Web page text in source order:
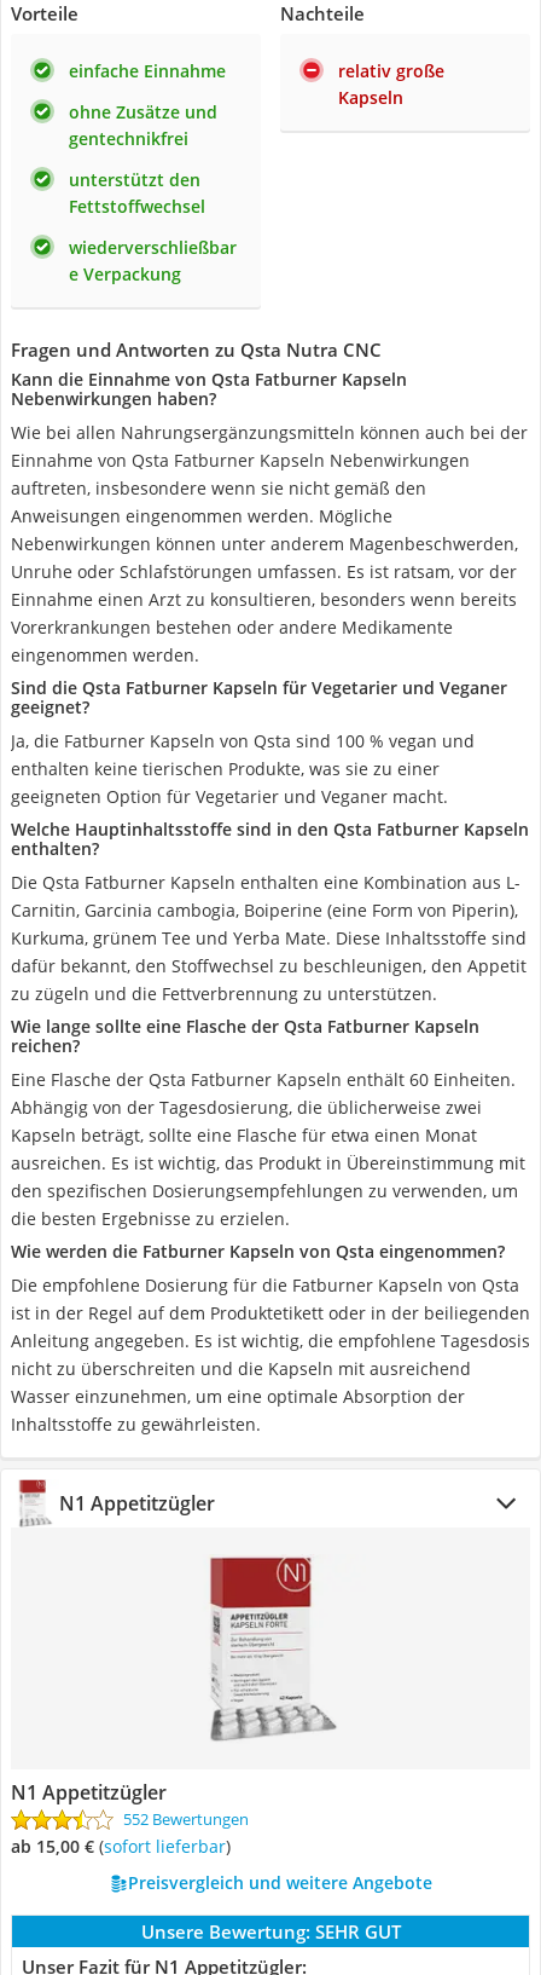
Vorteile
einfache Einnahme
ohne Zusätze und
gentechnikfrei
unterstützt den
Fettstoffwechsel
wiederverschließbar
e Verpackung
Nachteile
relativ große
Kapseln
Fragen und Antworten zu Qsta Nutra CNC
Kann die Einnahme von Qsta Fatburner Kapseln
Nebenwirkungen haben?
Wie bei allen Nahrungsergänzungsmitteln können auch bei der
Einnahme von Qsta Fatburner Kapseln Nebenwirkungen
auftreten, insbesondere wenn sie nicht gemäß den
Anweisungen eingenommen werden. Mögliche
Nebenwirkungen können unter anderem Magenbeschwerden,
Unruhe oder Schlafstörungen umfassen. Es ist ratsam, vor der
Einnahme einen Arzt zu konsultieren, besonders wenn bereits
Vorerkrankungen bestehen oder andere Medikamente
eingenommen werden.
Sind die Qsta Fatburner Kapseln für Vegetarier und Veganer
geeignet?
Ja, die Fatburner Kapseln von Qsta sind 100 % vegan und
enthalten keine tierischen Produkte, was sie zu einer
geeigneten Option für Vegetarier und Veganer macht.
Welche Hauptinhaltsstoffe sind in den Qsta Fatburner Kapseln
enthalten?
Die Qsta Fatburner Kapseln enthalten eine Kombination aus L-
Carnitin, Garcinia cambogia, Boiperine (eine Form von Piperin),
Kurkuma, grünem Tee und Yerba Mate. Diese Inhaltsstoffe sind
dafür bekannt, den Stoffwechsel zu beschleunigen, den Appetit
zu zügeln und die Fettverbrennung zu unterstützen.
Wie lange sollte eine Flasche der Qsta Fatburner Kapseln
reichen?
Eine Flasche der Qsta Fatburner Kapseln enthält 60 Einheiten.
Abhängig von der Tagesdosierung, die üblicherweise zwei
Kapseln beträgt, sollte eine Flasche für etwa einen Monat
ausreichen. Es ist wichtig, das Produkt in Übereinstimmung mit
den spezifischen Dosierungsempfehlungen zu verwenden, um
die besten Ergebnisse zu erzielen.
Wie werden die Fatburner Kapseln von Qsta eingenommen?
Die empfohlene Dosierung für die Fatburner Kapseln von Qsta
ist in der Regel auf dem Produktetikett oder in der beiliegenden
Anleitung angegeben. Es ist wichtig, die empfohlene Tagesdosis
nicht zu überschreiten und die Kapseln mit ausreichend
Wasser einzunehmen, um eine optimale Absorption der
Inhaltsstoffe zu gewährleisten.
N1 Appetitzügler
N1 Appetitzügler
552 Bewertungen
ab 15,00 € ( Sofort lieferbar)
Preisvergleich und weitere Angebote
Unsere Bewertung: SEHR GUT
Unser Fazit für N1 Appetitzügler: